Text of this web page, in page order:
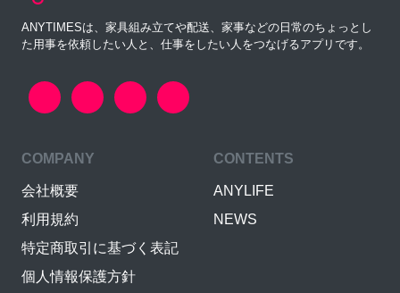
ANYTIMESは、家具組み立てや配送、家事などの日常のちょっとし
た用事を依頼したい人と、仕事をしたい人をつなげるアプリです。
COMPANY
会社概要
利用規約
特定商取引に基づく表記
個人情報保護方針
CONTENTS
ANYLIFE
NEWS